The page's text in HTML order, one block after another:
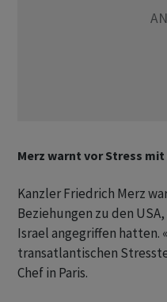
Merz warnt vor Stress mit
Kanzler Friedrich Merz
Beziehungen zu den
Israel angegriffen hatten.
transatlantischen
Chef in Paris.